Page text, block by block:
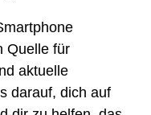
Quelle für
aktuelle
darauf, dich auf